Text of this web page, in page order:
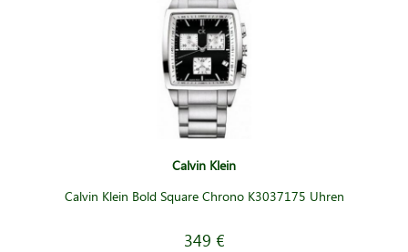
Calvin Klein
Calvin Klein Bold Square Chrono K3037175 Uhren
349 €